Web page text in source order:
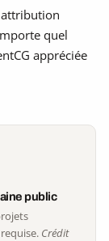
attribution
quel
appréciée
public
Crédit